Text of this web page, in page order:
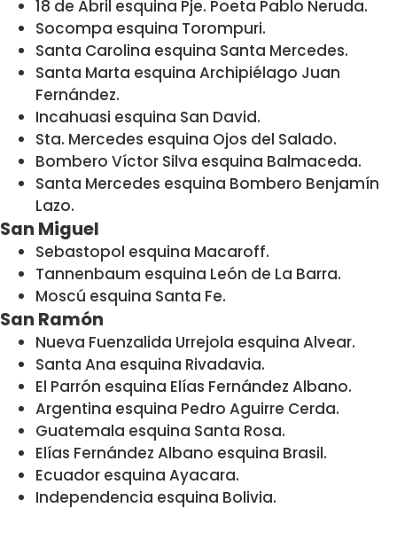
18 de Abril esquina Pje. Poeta Pablo Neruda.
Socompa esquina Torompuri.
Santa Carolina esquina Santa Mercedes.
Santa Marta esquina Archipiélago Juan
Fernández.
Incahuasi esquina San David.
Sta. Mercedes esquina Ojos del Salado.
Bombero Víctor Silva esquina Balmaceda.
Santa Mercedes esquina Bombero Benjamín
Lazo.
San Miguel
Sebastopol esquina Macaroff.
Tannenbaum esquina León de La Barra.
Moscú esquina Santa Fe.
San Ramón
Nueva Fuenzalida Urrejola esquina Alvear.
Santa Ana esquina Rivadavia.
El Parrón esquina Elías Fernández Albano.
Argentina esquina Pedro Aguirre Cerda.
Guatemala esquina Santa Rosa.
Elías Fernández Albano esquina Brasil.
Ecuador esquina Ayacara.
Independencia esquina Bolivia.